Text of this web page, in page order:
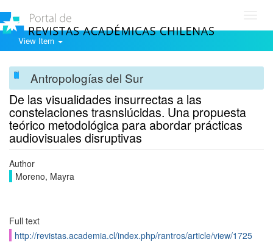
View Item
Antropologías del Sur
De las visualidades insurrectas a las
constelaciones trasnslúcidas. Una propuesta
teórico metodológica para abordar prácticas
audiovisuales disruptivas
Author
Moreno, Mayra
Full text
http://revistas.academia.cl/index.php/rantros/article/view/1725